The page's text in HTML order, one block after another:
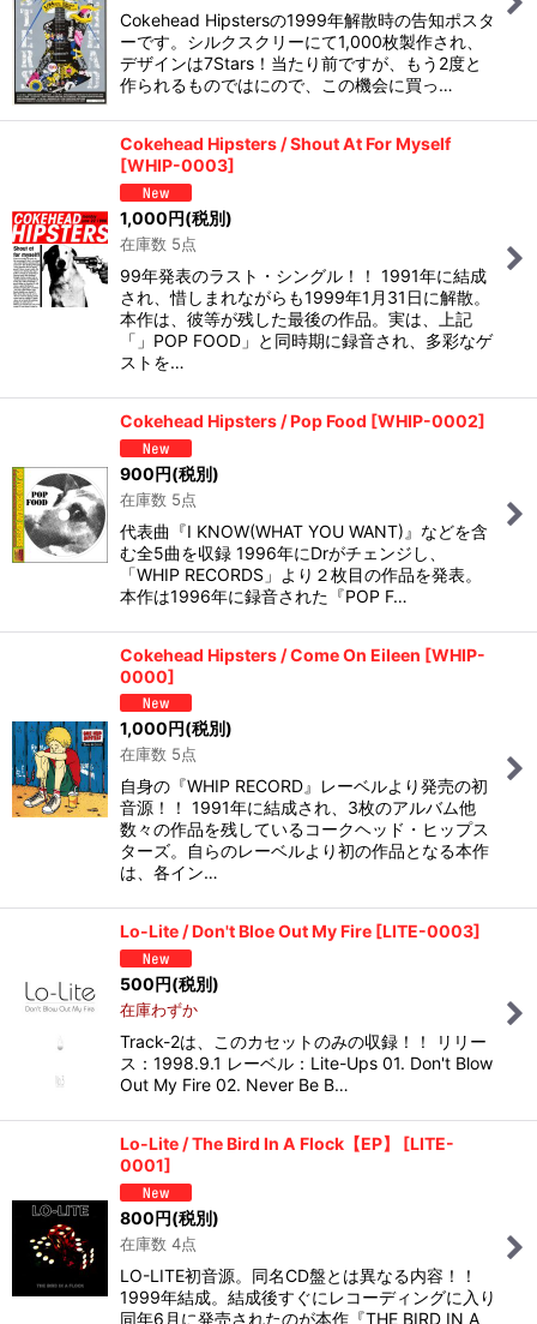
絞り込む
Cokehead Hipstersの1999年解散時の告知ポスタ
ーです。シルクスクリーにて1,000枚製作され、
デザインは7Stars！当たり前ですが、もう2度と
作られるものではにので、この機会に買っ…
Cokehead Hipsters / Shout At For Myself
[WHIP-0003]
1,000円(税別)
在庫数 5点
99年発表のラスト・シングル！！ 1991年に結成
され、惜しまれながらも1999年1月31日に解散。
本作は、彼等が残した最後の作品。実は、上記
「」POP FOOD」と同時期に録音され、多彩なゲ
ストを…
Cokehead Hipsters / Pop Food [WHIP-0002]
900円(税別)
在庫数 5点
代表曲『I KNOW(WHAT YOU WANT)』などを含
む全5曲を収録 1996年にDrがチェンジし、
「WHIP RECORDS」より２枚目の作品を発表。
本作は1996年に録音された『POP F…
Cokehead Hipsters / Come On Eileen [WHIP-
0000]
1,000円(税別)
在庫数 5点
自身の『WHIP RECORD』レーベルより発売の初
音源！！ 1991年に結成され、3枚のアルバム他
数々の作品を残しているコークヘッド・ヒップス
ターズ。自らのレーベルより初の作品となる本作
は、各イン…
Lo-Lite / Don't Bloe Out My Fire [LITE-0003]
500円(税別)
在庫わずか
Track-2は、このカセットのみの収録！！ リリー
ス：1998.9.1 レーベル：Lite-Ups 01. Don't Blow
Out My Fire 02. Never Be B…
Lo-Lite / The Bird In A Flock【EP】 [LITE-
0001]
800円(税別)
在庫数 4点
LO-LITE初音源。同名CD盤とは異なる内容！！
1999年結成。結成後すぐにレコーディングに入り
同年6月に発売されたのが本作『THE BIRD IN A